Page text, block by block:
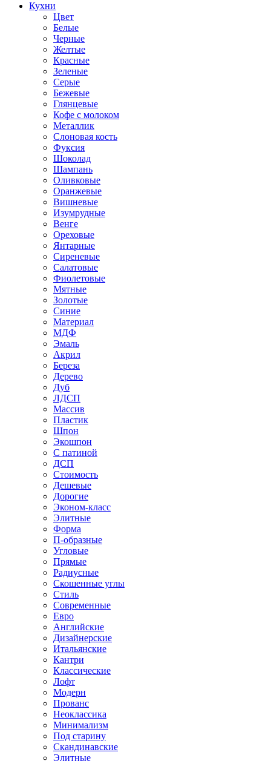
Кухни
Цвет
Белые
Черные
Желтые
Красные
Зеленые
Серые
Бежевые
Глянцевые
Кофе с молоком
Металлик
Слоновая кость
Фуксия
Шоколад
Шампань
Оливковые
Оранжевые
Вишневые
Изумрудные
Венге
Ореховые
Янтарные
Сиреневые
Салатовые
Фиолетовые
Мятные
Золотые
Синие
Материал
МДФ
Эмаль
Акрил
Береза
Дерево
Дуб
ЛДСП
Массив
Пластик
Шпон
Экошпон
С патиной
ДСП
Стоимость
Дешевые
Дорогие
Эконом-класс
Элитные
Форма
П-образные
Угловые
Прямые
Радиусные
Скошенные углы
Стиль
Современные
Евро
Английские
Дизайнерские
Итальянские
Кантри
Классические
Лофт
Модерн
Прованс
Неоклассика
Минимализм
Под старину
Скандинавские
Элитные